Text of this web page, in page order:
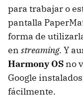
para trabajar o
pantalla
forma de
en streaming. Y
Harmony OS no
Google
fácilmente.